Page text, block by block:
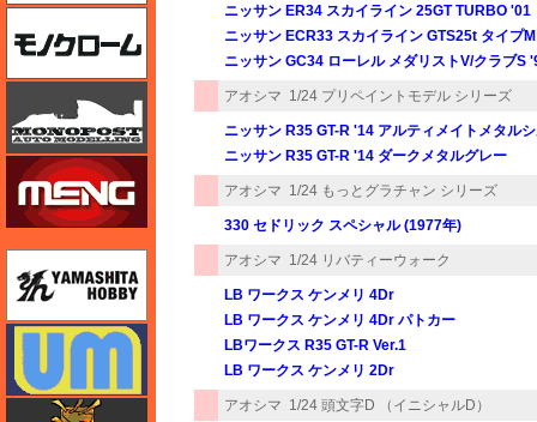
ニッサン ER34 スカイライン 25GT TURBO '01
ニッサン ECR33 スカイライン GTS25t タイプ
ニッサン GC34 ローレル メダリストV/クラブS
アオシマ 1/24 プリペイントモデル シリーズ
ニッサン R35 GT-R '14 アルティメイトメタル
ニッサン R35 GT-R '14 ダークメタルグレー
アオシマ 1/24 もっとグラチャン シリーズ
330 セドリック スペシャル (1977年)
アオシマ 1/24 リバティーウォーク
LB ワークス ケンメリ 4Dr
LB ワークス ケンメリ 4Dr パトカー
LBワークス R35 GT-R Ver.1
LB ワークス ケンメリ 2Dr
アオシマ 1/24 頭文字D （イニシャルD）
モノクローム
モンモデル（MENG MODEL）
ライオンロア（LionRoar）